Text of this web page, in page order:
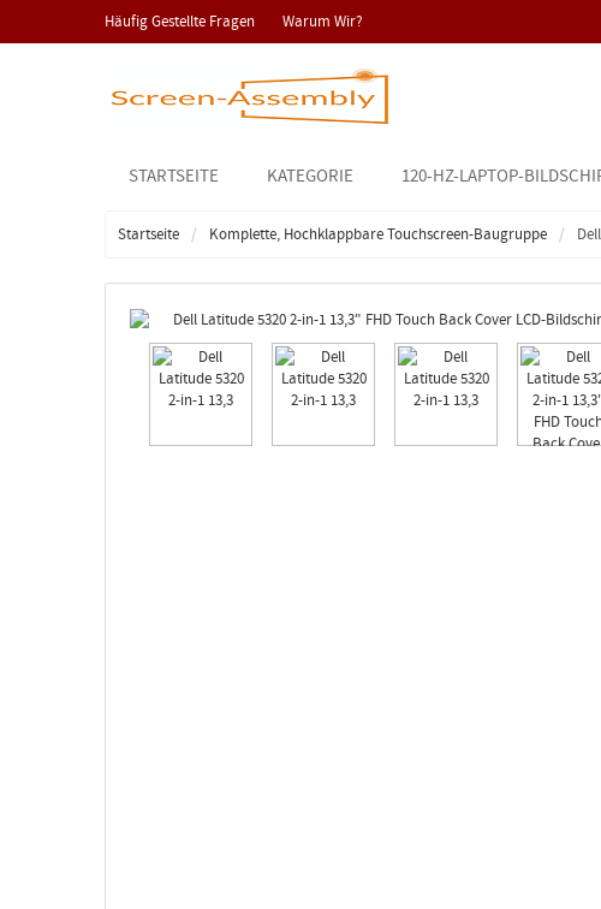
Häufig Gestellte Fragen Warum Wir?
STARTSEITE KATEGORIE 120-HZ-LAPTOP-
Startseite Komplette, Hochklappbare Touchscreen-Baugruppe